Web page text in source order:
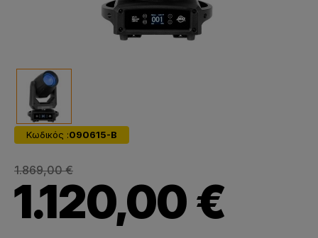
Κωδικός :090615-B
1.869,00 €
1.120,00 €